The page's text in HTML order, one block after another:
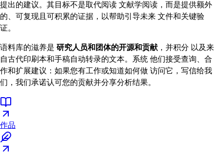
提出的建议。其目标不是取代阅读 文献学阅读，而是提供额外
的、可复现且可积累的证据，以帮助引导未来 文件和关键验
证。
语料库的滋养是 研究人员和团体的开源和贡献 ，并积分 以及来
自古代印刷本和手稿自动转录的文本。系统 他们接受查询、合
作和扩展建议：如果您有工作或知道如何做 访问它，写信给我
们，我们承诺认可您的贡献并分享分析结果。
作品